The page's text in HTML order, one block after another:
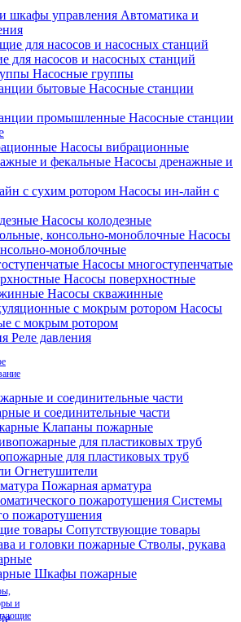
Автоматика и
для насосов и насосных станций
Насосные группы
Насосные станции
Насосные станции
Насосы вибрационные
Насосы дренажные и
Насосы ин-лайн с
Насосы колодезные
Насосы
моноблочные
Насосы многоступенчатые
Насосы поверхностные
Насосы скважинные
Насосы
с мокрым ротором
Реле давления
и соединительные части
Клапаны пожарные
для пластиковых труб
Огнетушители
Пожарная арматура
Системы
пожаротушения
Сопутствующие товары
Стволы, рукава
Шкафы пожарные
и